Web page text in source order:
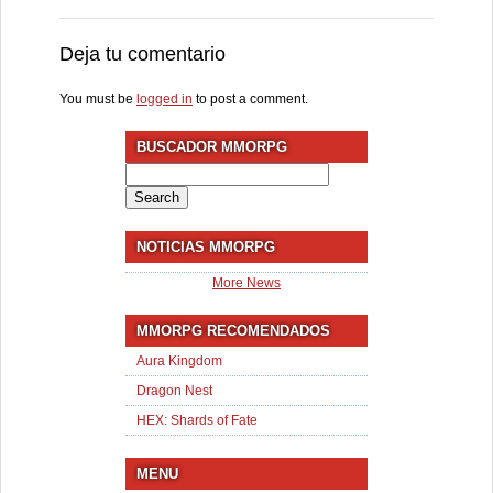
Deja tu comentario
You must be logged in to post a comment.
BUSCADOR MMORPG
for:
NOTICIAS MMORPG
More News
MMORPG RECOMENDADOS
Aura Kingdom
Dragon Nest
HEX: Shards of Fate
MENU